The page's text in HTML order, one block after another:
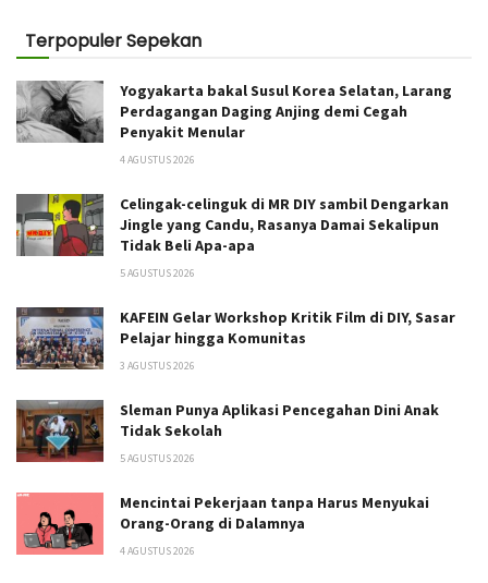
Terpopuler Sepekan
Yogyakarta bakal Susul Korea Selatan, Larang
Perdagangan Daging Anjing demi Cegah
Penyakit Menular
4 AGUSTUS 2026
Celingak-celinguk di MR DIY sambil Dengarkan
Jingle yang Candu, Rasanya Damai Sekalipun
Tidak Beli Apa-apa
5 AGUSTUS 2026
KAFEIN Gelar Workshop Kritik Film di DIY, Sasar
Pelajar hingga Komunitas
3 AGUSTUS 2026
Sleman Punya Aplikasi Pencegahan Dini Anak
Tidak Sekolah
5 AGUSTUS 2026
Mencintai Pekerjaan tanpa Harus Menyukai
Orang-Orang di Dalamnya
4 AGUSTUS 2026